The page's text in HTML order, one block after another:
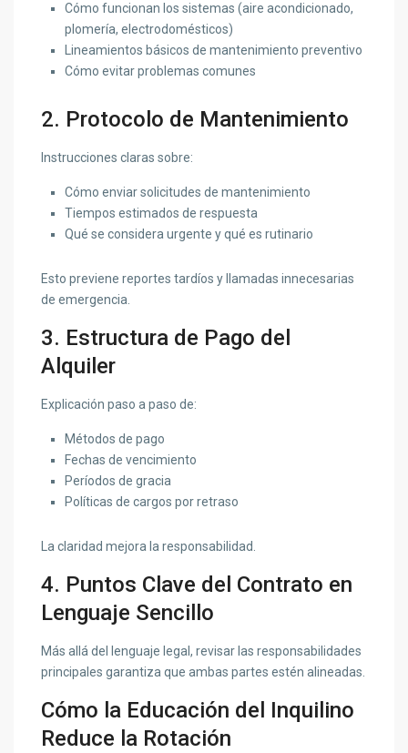
Cómo funcionan los sistemas (aire acondicionado,
plomería, electrodomésticos)
Lineamientos básicos de mantenimiento preventivo
Cómo evitar problemas comunes
2. Protocolo de Mantenimiento
Instrucciones claras sobre:
Cómo enviar solicitudes de mantenimiento
Tiempos estimados de respuesta
Qué se considera urgente y qué es rutinario
Esto previene reportes tardíos y llamadas innecesarias
de emergencia.
3. Estructura de Pago del
Alquiler
Explicación paso a paso de:
Métodos de pago
Fechas de vencimiento
Períodos de gracia
Políticas de cargos por retraso
La claridad mejora la responsabilidad.
4. Puntos Clave del Contrato en
Lenguaje Sencillo
Más allá del lenguaje legal, revisar las responsabilidades
principales garantiza que ambas partes estén alineadas.
Cómo la Educación del Inquilino
Reduce la Rotación